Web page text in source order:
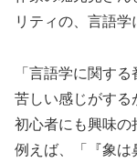
リティの、言語学
「言語学に関す
苦しい感じがする
初心者にも興味の
例えば、「『象は